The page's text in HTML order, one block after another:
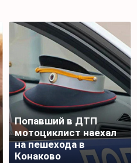
Попавший в ДТП
мотоциклист наехал
на пешехода в
Конаково